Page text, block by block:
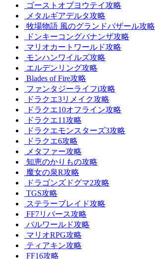
ゴーストオブヨウテイ攻略
メタルギアデルタ攻略
牧場物語 風のグランドバザール攻略
ドンキーコングバナンザ攻略
マリオカートワールド攻略
モンハンワイルズ攻略
エルデンリング攻略
Blades of Fire攻略
ファンタジーライフi攻略
ドラクエ3リメイク攻略
ドラクエ10オフライン攻略
ドラクエ11攻略
ドラクエモンスターズ3攻略
ドラクエ6攻略
メタファー攻略
知恵のかりもの攻略
魔女の泉R攻略
ドラゴンズドグマ2攻略
TGS攻略
ステラーブレイド攻略
FF7リバース攻略
パルワールド攻略
マリオRPG攻略
ティアキン攻略
FF16攻略